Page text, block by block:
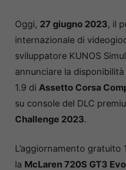
Oggi, 27 giugno 2023, il
internazionale di
sviluppatore KUNOS
annunciare la disponibilità
1.9 di Assetto Corsa
su console del DLC
Challenge 2023.
L’aggiornamento gratuito
la McLaren 720S GT3 Evo